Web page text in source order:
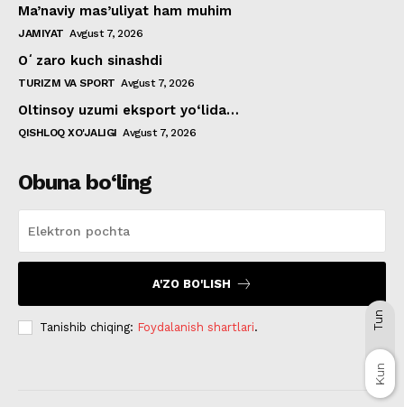
Ma’naviy mas’uliyat ham muhim
JAMIYAT Avgust 7, 2026
Oʻzaro kuch sinashdi
TURIZM VA SPORT Avgust 7, 2026
Oltinsoy uzumi eksport yo‘lida…
QISHLOQ XO'JALIGI Avgust 7, 2026
Obuna bo‘ling
A'ZO BO'LISH
Tanishib chiqing: Foydalanish shartlari.
Kun
Kun
Tun